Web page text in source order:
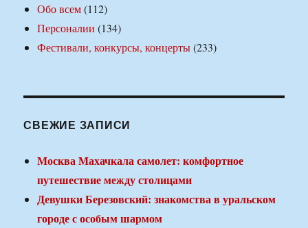
Обо всем(112)
Персоналии (134)
Фестивали, конкурсы, концерты(233)
СВЕЖИЕ ЗАПИСИ
Москва Махачкала самолет: комфортное
путешествие между столицами
Девушки Березовский: знакомства в уральском
городе с особым шармом